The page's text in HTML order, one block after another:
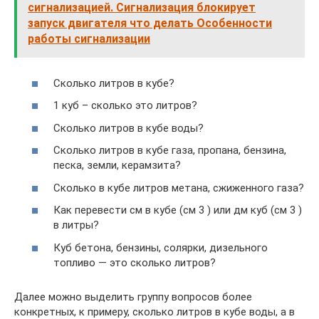
сигнализацией. Сигнализация блокирует
запуск двигателя что делать Особенности
работы сигнализации
Сколько литров в кубе?
1 куб – сколько это литров?
Сколько литров в кубе воды?
Сколько литров в кубе газа, пропана, бензина,
песка, земли, керамзита?
Сколько в кубе литров метана, сжиженного газа?
Как перевести см в кубе (см 3 ) или дм куб (см 3 )
в литры?
Куб бетона, бензины, солярки, дизельного
топливо — это сколько литров?
Далее можно выделить группу вопросов более
конкретных, к примеру, сколько литров в кубе воды, а в